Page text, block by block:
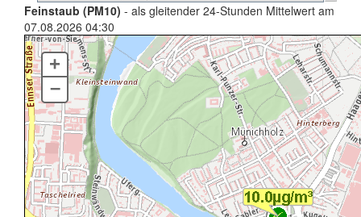
Feinstaub (PM10) - als gleitender 24-Stunden Mittelwert am
07.08.2026 04:30
+
–